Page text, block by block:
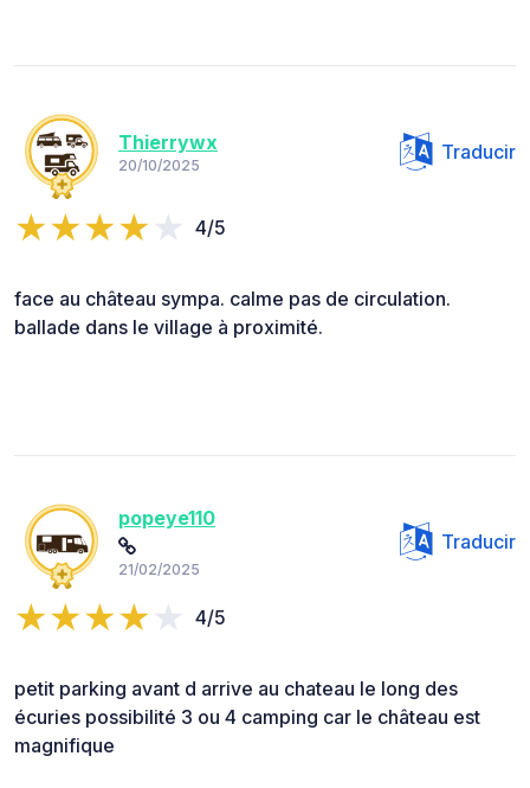
Thierrywx
20/10/2025
Traducir
4/5
face au château sympa. calme pas de circulation.
ballade dans le village à proximité.
popeye110
21/02/2025
Traducir
4/5
petit parking avant d arrive au chateau le long des
écuries possibilité 3 ou 4 camping car le château est
magnifique